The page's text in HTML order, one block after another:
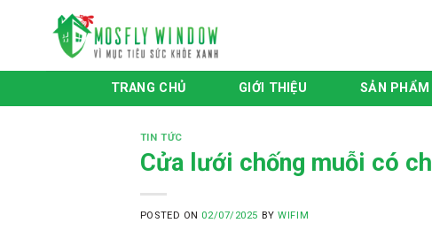
TRANG CHỦ GIỚI THIỆU SẢN PHẨM
TIN TỨC
Cửa lưới chống muỗi có
POSTED ON 02/07/2025 BYWIFIM